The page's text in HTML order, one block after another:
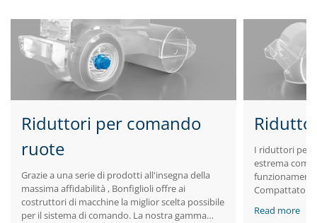
Riduttori per comando
ruote
Grazie a una serie di prodotti all'insegna della
massima affidabilità , Bonfiglioli offre ai
costruttori di macchine la miglior scelta possibile
per il sistema di comando. La nostra gamma
I riduttori per
estrema
Compattatori.
Read more